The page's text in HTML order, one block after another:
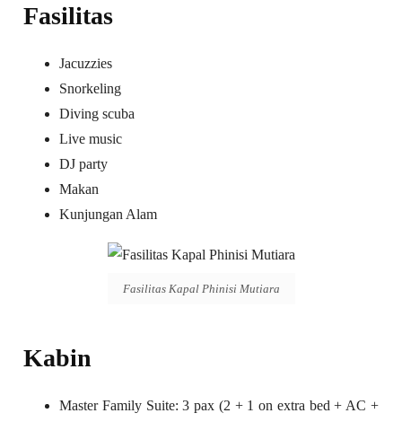
Fasilitas
Jacuzzies
Snorkeling
Diving scuba
Live music
DJ party
Makan
Kunjungan Alam
Fasilitas Kapal Phinisi Mutiara
Kabin
Master Family Suite: 3 pax (2 + 1 on extra bed + AC +